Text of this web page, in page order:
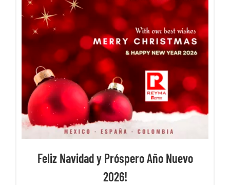
Feliz Navidad y Próspero Año Nuevo
2026!